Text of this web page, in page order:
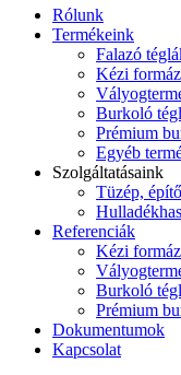
Rólunk
Termékeink
Falazó
Kézi
Burkoló
Prémium
Egyéb
Szolgáltatásaink
Tüzép,
Referenciák
Kézi
Burkoló
Prémium
Dokumentumok
Kapcsolat